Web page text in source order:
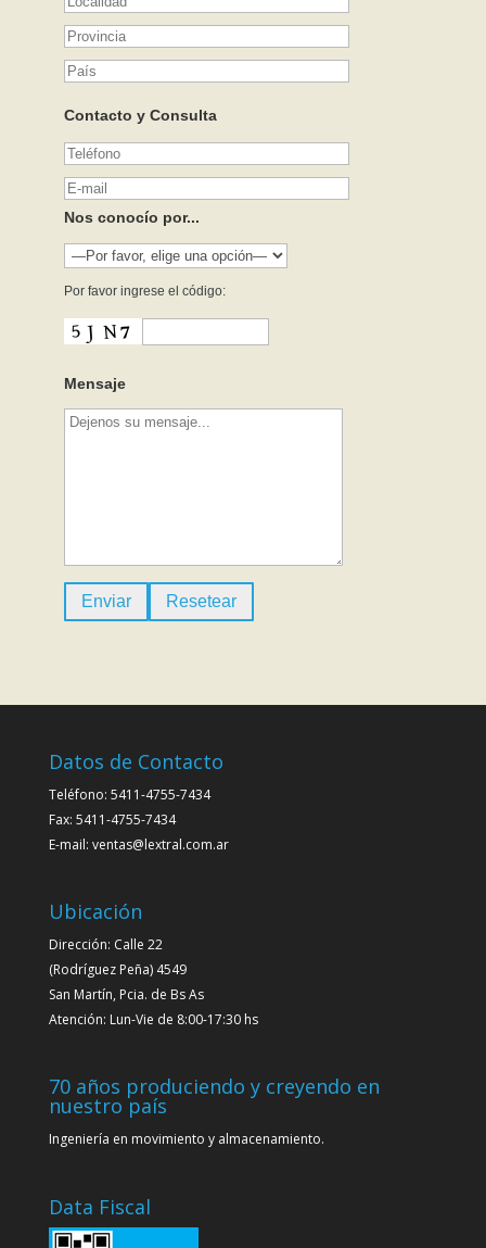
Contacto y Consulta
Nos conocío por...
Por favor ingrese el código:
Mensaje
Datos de Contacto
Teléfono: 5411-4755-7434
Fax: 5411-4755-7434
E-mail: ventas@lextral.com.ar
Ubicación
Dirección: Calle 22
(Rodríguez Peña) 4549
San Martín, Pcia. de Bs As
Atención: Lun-Vie de 8:00-17:30 hs
70 años produciendo y creyendo en
nuestro país
Ingeniería en movimiento y almacenamiento.
Data Fiscal